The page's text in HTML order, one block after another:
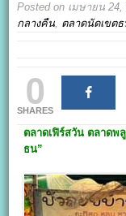
Posted on เมษายน 24,
กลางคืน, ตลาดนัดเขต
0
SHARES
ตลาดเฟิร์สวัน ตลาดพลู
ธน”